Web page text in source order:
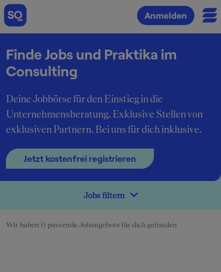
Anmelden
Finde Jobs und Praktika im
Consulting
Deine Jobbörse für den Einstieg in die
Unternehmensberatung. Exklusive Stellen von
exklusiven Partnern. Bei uns für dich inklusive.
Jetzt kostenfrei registrieren
Jobs filtern
Wir haben 0 passende Jobangebote für dich gefunden